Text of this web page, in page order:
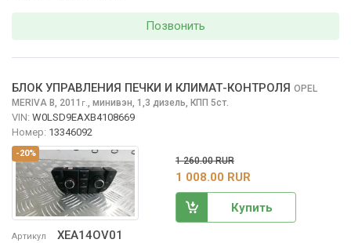
Позвонить
-20%
Артикул XEA14OV01
БЛОК УПРАВЛЕНИЯ ПЕЧКИ И КЛИМАТ-КОНТРОЛЯ OPEL
MERIVA B, 2011 г., минивэн, 1,3 дизель, КПП 5ст.
VIN: W0LSD9EAXB4108669
Номер: 13346092
1 260.00 RUR
1 008.00 RUR
Купить